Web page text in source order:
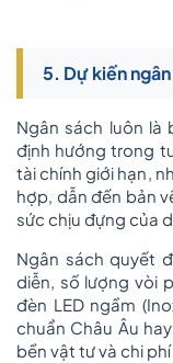
5. Dự kiến
Ngân sách luôn là
định hướng trong
tài chính giới hạn,
hợp, dẫn đến bản
sức chịu đựng của
Ngân sách quyết
diễn, số lượng vòi
đèn LED ngầm
chuẩn Châu Âu
bền vật tư và chi